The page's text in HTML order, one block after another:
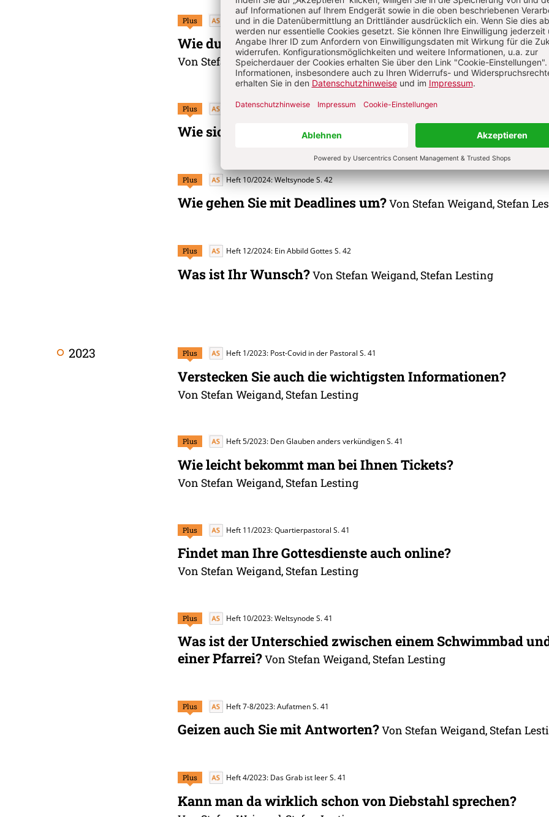
Plus Heft 3/2024: Erinnerungskultur S. 42
Wie durchdacht sind Ihre Angebote?
Von Stefan Weigand, Stefan Lesting
Plus Heft 1/2024: Gemeindepastoral S. 42
Wie sicher sind Ihre Bilder? Von Stefan Weigand, Stefan Lesting
Plus Heft 10/2024: Weltsynode S. 42
Wie gehen Sie mit Deadlines um? Von Stefan Weigand, Stefan
Plus Heft 12/2024: Ein Abbild Gottes S. 42
Was ist Ihr Wunsch? Von Stefan Weigand, Stefan Lesting
2023 Plus Heft 1/2023: Post-Covid in der Pastoral S. 41
Verstecken Sie auch die wichtigsten Informationen?
Von Stefan Weigand, Stefan Lesting
Plus Heft 5/2023: Den Glauben anders verkündigen S. 41
Wie leicht bekommt man bei Ihnen Tickets?
Von Stefan Weigand, Stefan Lesting
Plus Heft 11/2023: Quartierpastoral S. 41
Findet man Ihre Gottesdienste auch online?
Von Stefan Weigand, Stefan Lesting
Plus Heft 10/2023: Weltsynode S. 41
Was ist der Unterschied zwischen einem Schwimmbad
einer Pfarrei? Von Stefan Weigand, Stefan Lesting
Plus Heft 7-8/2023: Aufatmen S. 41
Geizen auch Sie mit Antworten? Von Stefan Weigand, Stefan
Plus Heft 4/2023: Das Grab ist leer S. 41
Kann man da wirklich schon von Diebstahl sprechen?